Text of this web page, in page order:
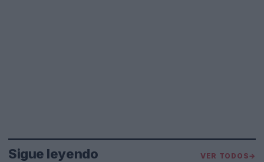
Sigue leyendo VER TODOS→